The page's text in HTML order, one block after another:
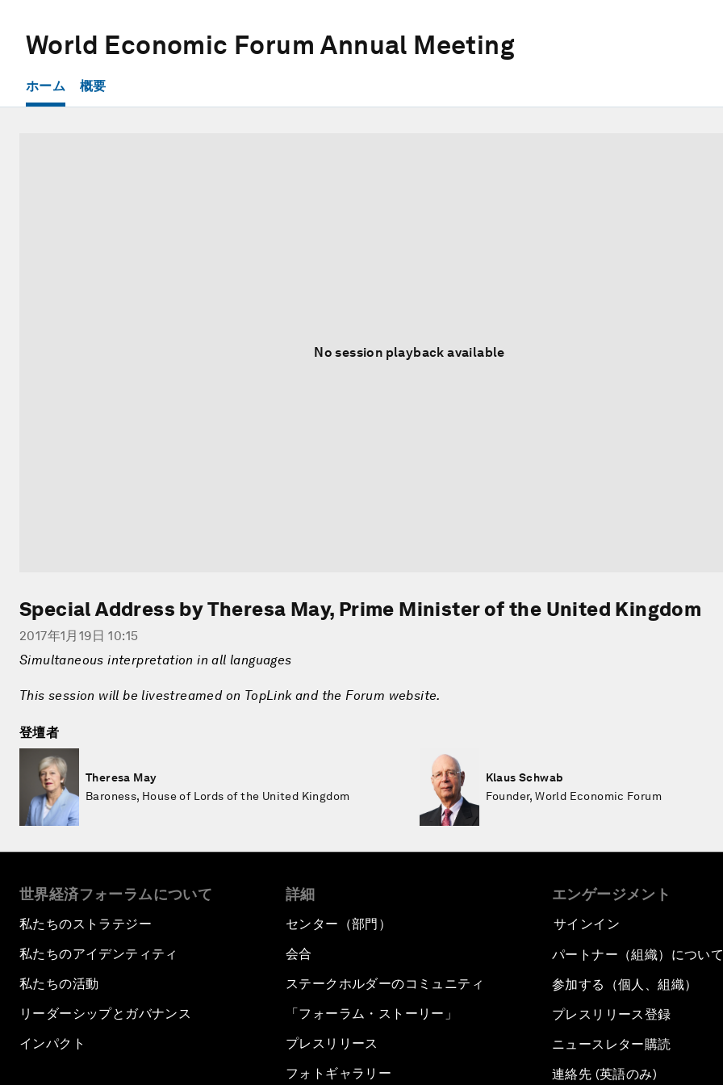
World Economic Forum Annual Meeting
ホーム 概要
No session playback available
Special Address by Theresa May, Prime Minister of the United Kingdom
2017年1月19日 10:15
Simultaneous interpretation in all languages
This session will be livestreamed on TopLink and the Forum website.
登壇者
Theresa May
Baroness, House of Lords of the United Kingdom
Klaus Schwab
Founder, World Economic Forum
世界経済フォーラムについて
私たちのストラテジー
私たちのアイデンティティ
私たちの活動
リーダーシップとガバナンス
インパクト
詳細
センター（部門）
会合
ステークホルダーのコミュニティ
「フォーラム・ストーリー」
プレスリリース
フォトギャラリー
エンゲージメント
サインイン
パートナー（組織）について
参加する（個人、組織）
プレスリリース登録
ニュースレター購読
連絡先 (英語のみ)